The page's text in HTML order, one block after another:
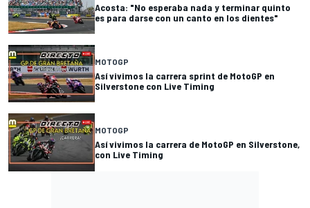
Acosta: "No esperaba nada y terminar quinto
es para darse con un canto en los dientes"
MOTOGP
Así vivimos la carrera sprint de MotoGP en
Silverstone con Live Timing
MOTOGP
Así vivimos la carrera de MotoGP en Silverstone,
con Live Timing